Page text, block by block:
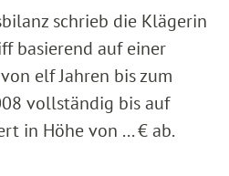
schrieb die Klägerin
basierend auf einer
elf Jahren bis zum
vollständig bis auf
in Höhe von ... € ab.